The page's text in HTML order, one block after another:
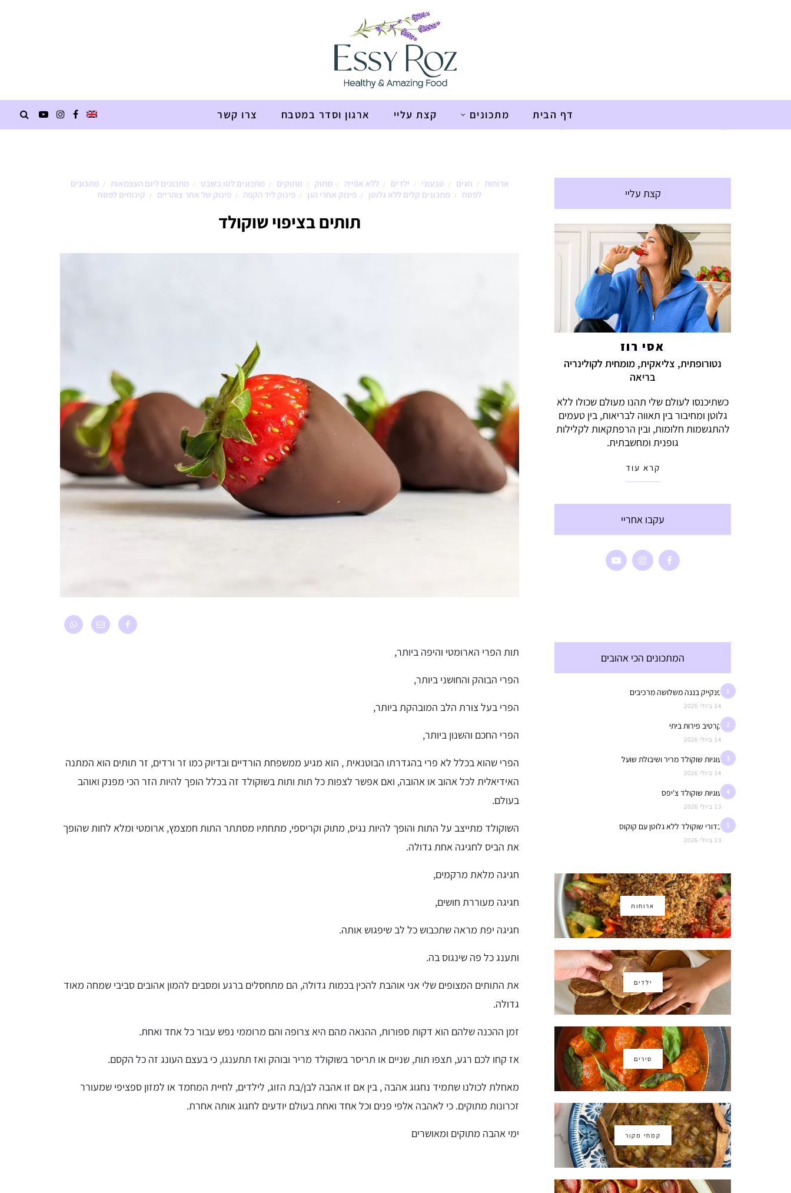
דף הבית מתכונים קצת עליי ארגון וסדר במטבח צרו קשר
תותים בציפוי שוקולד
ארוחות / חגים / טבעוני / ילדים / ללא אפייה / מתוק / מתוקים / מתכונים לטו בשבט / מתכונים ליום העצמאות /
מתכונים
לפסח
/ מתכונים קלים ללא גלוטן / פינוק אחרי הגן / פינוק ליד הקפה / פינוק של אחר צוהריים / קינוחים לפסח
תותים בציפוי שוקולד
תות הפרי הארומטי והיפה ביותר,
הפרי הבוהק והחושני ביותר,
הפרי בעל צורת הלב המובהקת ביותר,
הפרי החכם והשנון ביותר,
הפרי שהוא בכלל לא פרי בהגדרתו הבוטנאית , הוא מגיע ממשפחת הורדיים ובדיוק כמו זר ורדים, זר תותים הוא המתנה
האידיאלית לכל אהוב או אהובה, ואם אפשר לצפות כל תות ותות בשוקולד זה בכלל הופך להיות הזר הכי מפנק ואוהב
בעולם.
השוקולד מתייצב על התות והופך להיות נגיס, מתוק וקריספי, מתחתיו מסתתר התות חמצמץ, ארומטי ומלא לחות שהופך
את הביס לחגיגה אחת גדולה.
חגיגה מלאת מרקמים,
חגיגה מעוררת חושים,
חגיגה יפת מראה שתכבוש כל לב שיפגוש אותה.
ותענג כל פה שינגוס בה.
את התותים המצופים שלי אני אוהבת להכין בכמות גדולה, הם מתחסלים ברגע ומסבים להמון אהובים סביבי שמחה מאוד
גדולה.
זמן ההכנה שלהם הוא דקות ספורות, ההנאה מהם היא צרופה והם מרוממי נפש עבור כל אחד ואחת.
אז קחו לכם רגע, תצפו תות, שניים או תריסר בשוקולד מריר ובוהק ואז תתענגו, כי בעצם העונג זה כל הקסם.
מאחלת לכולנו שתמיד נחגוג אהבה , בין אם זו אהבה לבן/בת הזוג, לילדים, לחיית המחמד או למזון ספציפי שמעורר
זכרונות מתוקים. כי לאהבה אלפי פנים וכל אחד ואחת בעולם יודעים לחגוג אותה אחרת.
ימי אהבה מתוקים ומאושרים
קצת עליי
אסי רוז
נטורופתית, צליאקית, מומחית לקולינריה
בריאה
כשתיכנסו לעולם שלי תהנו מעולם שכולו ללא
גלוטן ומחיבור בין תאווה לבריאות, בין טעמים
להתגשמות חלומות, ובין הרפתקאות לקלילות
גופנית ומחשבתית.
קרא עוד
עקבו אחריי
המתכונים הכי אהובים
1 פנקייק בננה משלושה מרכיבים
14 ביולי 2026
2 קרטיב פירות ביתי
14 ביולי 2026
3 עוגיות שוקולד מריר ושיבולת שועל
14 ביולי 2026
4 עוגיות שוקולד צ'יפס
13 ביולי 2026
5 כדורי שוקולד ללא גלוטן עם קוקוס
13 ביולי 2026
ארוחות
ילדים
סירים
קמחי מקור